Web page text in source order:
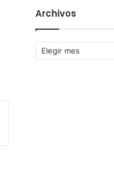
Archivos
Archivos